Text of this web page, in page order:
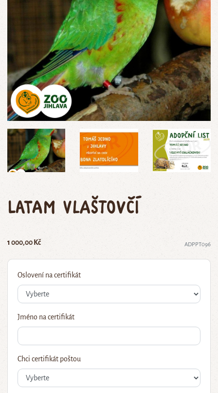
Latam vlaštovčí
1 000,00 Kč ADPPT096
Oslovení na certifikát
Jméno na certifikát
Chci certifikát poštou